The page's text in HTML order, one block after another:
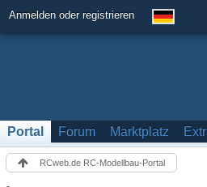
Anmelden oder registrieren
Portal Forum Marktplatz
RCweb.de RC-Modellbau-Portal